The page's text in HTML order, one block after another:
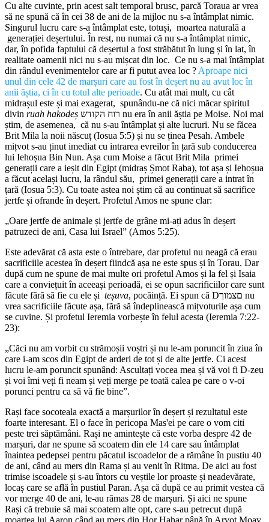
Cu alte cuvinte, prin acest salt temporal brusc, parcă Toraua ar vrea
să ne spună că în cei 38 de ani de la mijloc nu s-a întâmplat nimic.
Singurul lucru care s-a întâmplat este, totuși, moartea naturală a
generației deșertului. În rest, nu numai că nu s-a întâmplat nimic,
dar, în pofida faptului că deșertul a fost străbătut în lung și în lat, în
realitate oamenii nici nu s-au mișcat din loc. Ce nu s-a mai întâmplat
din rândul evenimentelor care ar fi putut avea loc ?Aproape nici
unul din cele 42 de marșuri care au fost în deșert nu au avut loc în
anii ăștia, ci în cu totul alte perioade. Cu atât mai mult, cu cât
midrașul este și mai exagerat, spunându-ne că nici măcar spiritul
divin ruah hakodeș
știm, de asemenea, că nu s-au întâmplat și alte lucruri. Nu se făcea
Brit Mila la noii născuț (Iosua 5:5) și nu se ținea Pesah. Ambele
mițvot s-au ținut imediat cu intrarea evreilor în țară sub conducerea
lui Iehoșua Bin Nun. Așa cum Moise a făcut Brit Mila primei
generații care a ieșit din Egipt (midraș Șmot Raba), tot așa și Iehoșua
a făcut același lucru, la rândul său, primei generații care a intrat în
țară (Iosua 5:3). Cu toate astea noi știm că au continuat să sacrifice
jertfe și ofrande în deșert. Profetul Amos ne spune clar:
„Oare jertfe de animale și jertfe de grâne mi-ați adus în deșert
patruzeci de ani, Casa lui Israel” (Amos 5:25).
Este adevărat că asta este o întrebare, dar profetul nu neagă că erau
sacrificiile acestea în deșert fiindcă așa ne este spus și în Torau. Dar
după cum ne spune de mai multe ori profetul Amos și la fel și Isaia
care a conviețuit în aceeași perioadă, ei se opun sacrificiilor care sunt
făcute fără să fie cu ele și teșuva, pocăință. Ei spun că Dםצמוך nu
vrea sacrificiile făcute așa, fără să îndeplinească mițvoturile așa cum
se cuvine. Și profetul Ieremia vorbește în felul acesta (Ieremia 7:22-
23):
„Căci nu am vorbit cu strămoșii voștri și nu le-am poruncit în ziua în
care i-am scos din Egipt de arderi de tot și de alte jertfe. Ci acest
lucru le-am poruncit spunând: Ascultați vocea mea și vă voi fi D-zeu
și voi îmi veți fi neam și veți merge pe toată calea pe care o v-oi
porunci pentru ca să vă fie bine”.
Rași face socoteala exactă a marșurilor în deșert și rezultatul este
foarte interesant. El o face în pericopa Mas'ei pe care o vom citi
peste trei săptămâni. Rași ne amintește că este vorba despre 42 de
marșuri, dar ne spune să scoatem din ele 14 care sau întâmplat
înaintea pedepsei pentru păcatul iscoadelor de a rămâne în pustiu 40
de ani, când au mers din Rama și au venit în Ritma. De aici au fost
trimise iscoadele și s-au întors cu veștile lor proaste și neadevărate,
locaș care se află în pustiul Paran. Așa că după ce au primit vestea că
vor merge 40 de ani, le-au rămas 28 de marșuri. Și aici ne spune
Rași că trebuie să mai scoatem alte opt, care s-au petrecut după